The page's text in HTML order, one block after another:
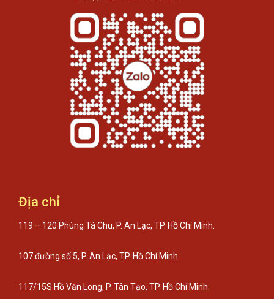
Địa chỉ
119 – 120 Phùng Tá Chu, P. An Lạc, TP. Hồ Chí Minh.
107 đường số 5, P. An Lạc, TP. Hồ Chí Minh.
117/15S Hồ Văn Long, P. Tân Tạo, TP. Hồ Chí Minh.